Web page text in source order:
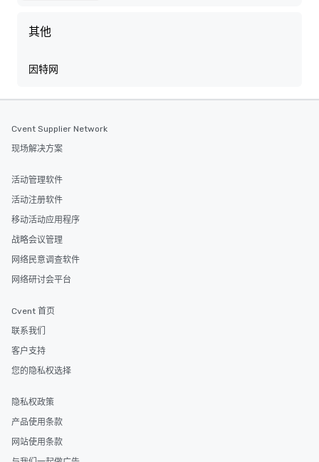
其他
因特网
Cvent Supplier Network
现场解决方案
活动管理软件
活动注册软件
移动活动应用程序
战略会议管理
网络民意调查软件
网络研讨会平台
Cvent 首页
联系我们
客户支持
您的隐私权选择
隐私权政策
产品使用条款
网站使用条款